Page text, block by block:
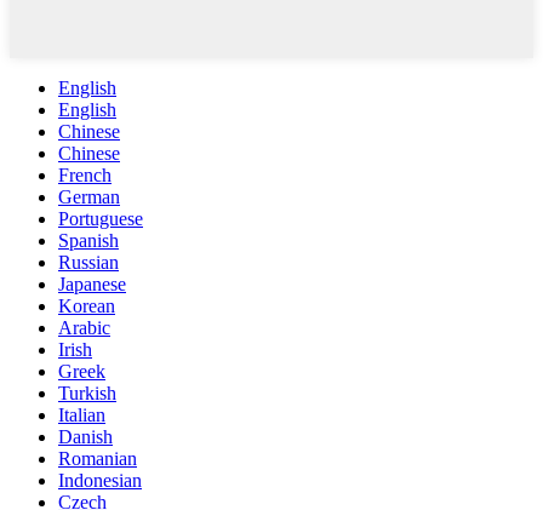
English
English
Chinese
Chinese
French
German
Portuguese
Spanish
Russian
Japanese
Korean
Arabic
Irish
Greek
Turkish
Italian
Danish
Romanian
Indonesian
Czech